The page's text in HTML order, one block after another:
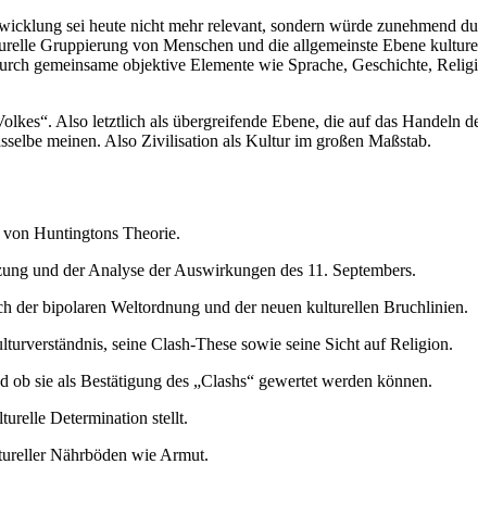
sei heute nicht mehr relevant, sondern würde zunehmend
Gruppierung von Menschen und die allgemeinste Ebene
gemeinsame objektive Elemente wie Sprache, Geschichte,
Also letztlich als übergreifende Ebene, die auf das Handeln
meinen. Also Zivilisation als Kultur im großen Maßstab.
Huntingtons Theorie.
und der Analyse der Auswirkungen des 11. Septembers.
der bipolaren Weltordnung und der neuen kulturellen Bruchlinien.
seine Clash-These sowie seine Sicht auf Religion.
sie als Bestätigung des „Clashs“ gewertet werden können.
Determination stellt.
Nährböden wie Armut.